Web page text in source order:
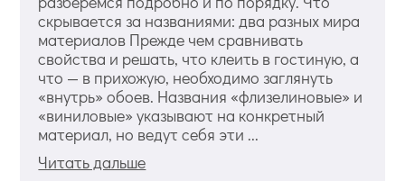
скрывается за названиями: два разных мира
материалов Прежде чем сравнивать
свойства и решать, что клеить в гостиную, а
что — в прихожую, необходимо заглянуть
«внутрь» обоев. Названия «флизелиновые» и
«виниловые» указывают на конкретный
материал, но ведут себя эти ...
Читать дальше